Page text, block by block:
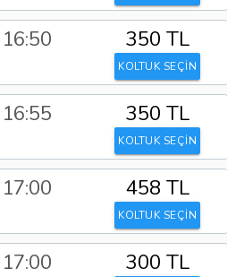
16:50 350 TL
KOLTUK SEÇİN
16:55 350 TL
KOLTUK SEÇİN
17:00 458 TL
KOLTUK SEÇİN
17:00 300 TL